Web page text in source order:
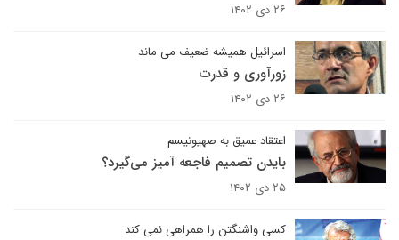
۲۶ دی ۱۴۰۲
اسرائیل همیشه ضعیف می ماند
زورآوری و قدرت
۲۶ دی ۱۴۰۲
اعتقاد عمیق به صهیونیسم
بایدن تصمیم فاجعه آمیز می‌گیرد؟
۲۵ دی ۱۴۰۲
کسی واشنگتن را همراهی نمی کند